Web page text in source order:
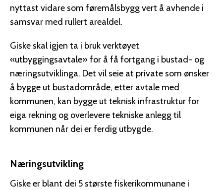
nyttast vidare som føremålsbygg vert å avhende i
samsvar med rullert arealdel.
Giske skal igjen ta i bruk verktøyet
«utbyggingsavtale» for å få fortgang i bustad- og
næringsutviklinga. Det vil seie at private som ønsker
å bygge ut bustadområde, etter avtale med
kommunen, kan bygge ut teknisk infrastruktur for
eiga rekning og overlevere tekniske anlegg til
kommunen når dei er ferdig utbygde.
Næringsutvikling
Giske er blant dei 5 største fiskerikommunane i